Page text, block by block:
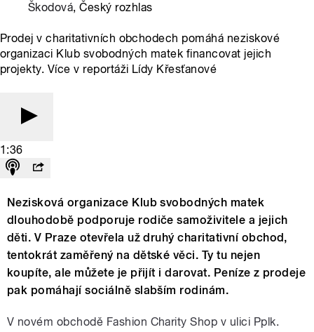
Škodová, Český rozhlas
Prodej v charitativních obchodech pomáhá neziskové
organizaci Klub svobodných matek financovat jejich
projekty. Více v reportáži Lídy Křesťanové
1:36
Nezisková organizace Klub svobodných matek
dlouhodobě podporuje rodiče samoživitele a jejich
děti. V Praze otevřela už druhý charitativní obchod,
tentokrát zaměřený na dětské věci. Ty tu nejen
koupíte, ale můžete je přijít i darovat. Peníze z prodeje
pak pomáhají sociálně slabším rodinám.
V novém obchodě Fashion Charity Shop v ulici Pplk.